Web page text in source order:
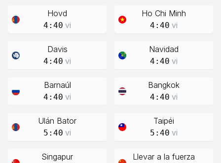
Hovd
4:40 vi
Ho Chi Minh
4:40 vi
Davis
4:40 vi
Navidad
4:40 vi
Barnaúl
4:40 vi
Bangkok
4:40 vi
Ulán Bator
5:40 vi
Taipéi
5:40 vi
Singapur Llevar a la fuerza